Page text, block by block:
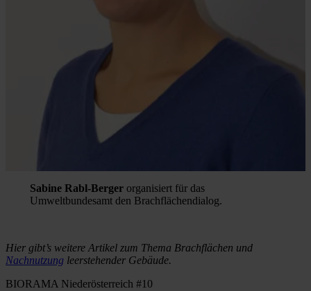
Sabine Rabl-Bergerorganisiert für das
Umweltbundesamt den Brachflächendialog.
Hier gibt’s weitere Artikel zum Thema Brachflächen und
Nachnutzung leerstehender Gebäude.
BIORAMA Niederösterreich #10